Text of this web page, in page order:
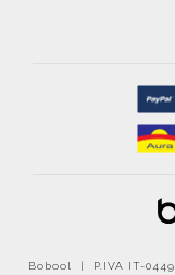
Bobool | P.IVA IT-